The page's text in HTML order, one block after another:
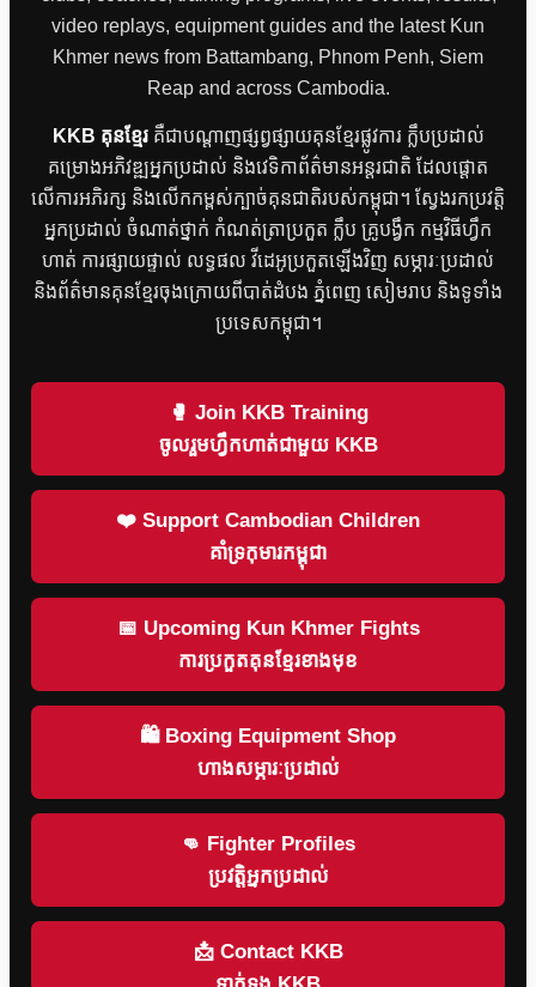
video replays, equipment guides and the latest Kun
Khmer news from Battambang, Phnom Penh, Siem
Reap and across Cambodia.
KKB គុនខ្មែរគឺជាបណ្តាញផ្សព្វផ្សាយគុនខ្មែរផ្លូវការ ក្លឹបប្រដាល់
គម្រោងអភិវឌ្ឍអ្នកប្រដាល់ និងវេទិកាព័ត៌មានអន្តរជាតិ ដែលផ្តោត
លើការអភិរក្ស និងលើកកម្ពស់ក្បាច់គុនជាតិរបស់កម្ពុជា។ ស្វែងរកប្រវត្តិ
អ្នកប្រដាល់ ចំណាត់ថ្នាក់ កំណត់ត្រាប្រកួត ក្លឹប គ្រូបង្វឹក កម្មវិធីហ្វឹក
ហាត់ ការផ្សាយផ្ទាល់ លទ្ធផល វីដេអូប្រកួតឡើងវិញ សម្ភារៈប្រដាល់
និងព័ត៌មានគុនខ្មែរចុងក្រោយពីបាត់ដំបង ភ្នំពេញ សៀមរាប និងទូទាំង
ប្រទេសកម្ពុជា។
🥊 Join KKB Training
ចូលរួមហ្វឹកហាត់ជាមួយ KKB
❤️ Support Cambodian Children
គាំទ្រកុមារកម្ពុជា
📅 Upcoming Kun Khmer Fights
ការប្រកួតគុនខ្មែរខាងមុខ
🛍 Boxing Equipment Shop
ហាងសម្ភារៈប្រដាល់
👊 Fighter Profiles
ប្រវត្តិអ្នកប្រដាល់
📩 Contact KKB